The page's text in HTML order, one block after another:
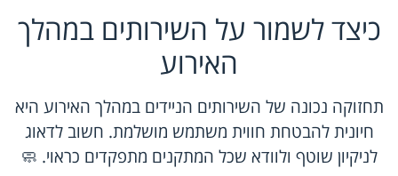
כיצד לשמור על השירותים במהלך
האירוע
תחזוקה נכונה של השירותים הניידים במהלך האירוע היא
חיונית להבטחת חווית משתמש מושלמת. חשוב לדאוג
לניקיון שוטף ולוודא שכל המתקנים מתפקדים כראוי. 🧼